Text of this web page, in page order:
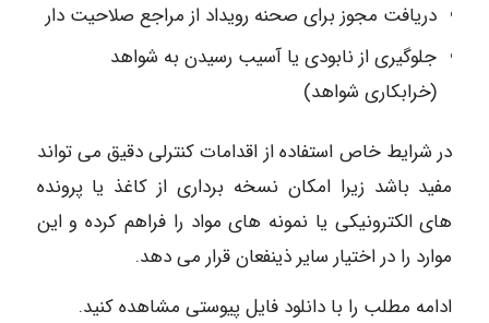
دریافت مجوز برای صحنه رویداد از مراجع صلاحیت دار
جلوگیری از نابودی یا آسیب رسیدن به شواهد
(خرابکاری شواهد)
در شرایط خاص استفاده از اقدامات کنترلی دقیق می تواند
مفید باشد زیرا امکان نسخه برداری از کاغذ یا پرونده
های الکترونیکی یا نمونه های مواد را فراهم کرده و این
موارد را در اختیار سایر ذینفعان قرار می دهد.
ادامه مطلب را با دانلود فایل پیوستی مشاهده کنید.